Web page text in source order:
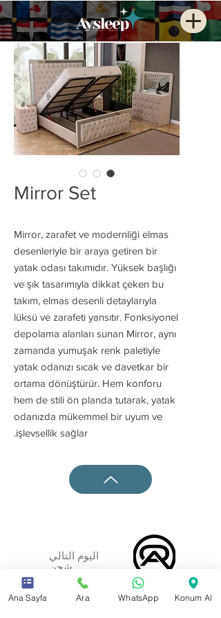
Mirror Set
Mirror, zarafet ve modernliği elmas
desenleriyle bir araya getiren bir
yatak odası takımıdır. Yüksek başlığı
ve şık tasarımıyla dikkat çeken bu
takım, elmas desenli detaylarıyla
lüksü ve zarafeti yansıtır. Fonksiyonel
depolama alanları sunan Mirror, aynı
zamanda yumuşak renk paletiyle
yatak odanızı sıcak ve davetkar bir
ortama dönüştürür. Hem konforu
hem de stili ön planda tutarak, yatak
odanızda mükemmel bir uyum ve
işlevsellik sağlar.
اليوم التالي
شحن
Ana Sayfa Ara WhatsApp Konum Al